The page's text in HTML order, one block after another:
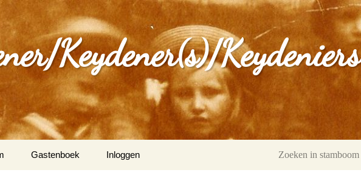
Keydener(s)/Keydeniers
Gastenboek
Inloggen